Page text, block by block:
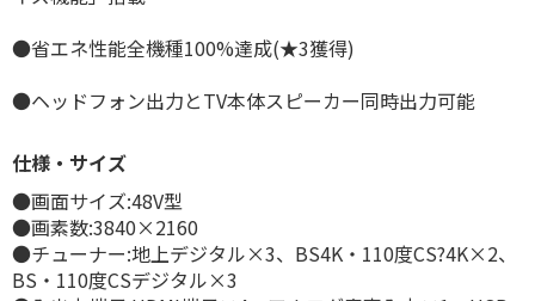
●省エネ性能全機種100%達成(★3獲得)
●ヘッドフォン出力とTV本体スピーカー同時出力可能
仕様・サイズ
●画面サイズ:48V型
●画素数:3840×2160
●チューナー:地上デジタル×3、BS4K・110度CS?4K×2、
BS・110度CSデジタル×3